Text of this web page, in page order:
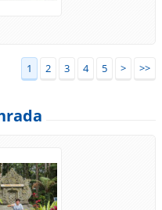
1 2 3 4 5 > >>